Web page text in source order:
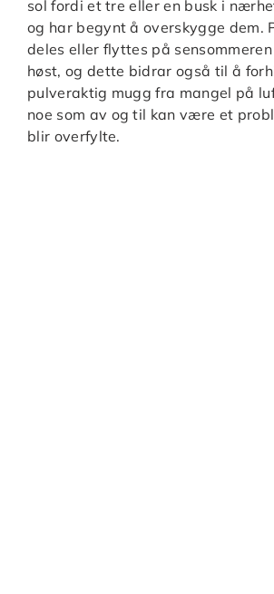
sol fordi et tre eller en busk i
og har begynt å overskygge dem.
deles eller flyttes på
høst, og dette bidrar også til å
pulveraktig mugg fra mangel på
noe som av og til kan være et
blir overfylte.